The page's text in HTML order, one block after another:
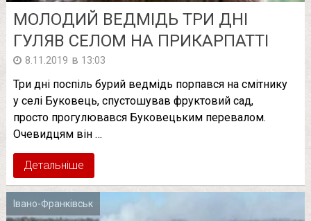
МОЛОДИЙ ВЕДМІДЬ ТРИ ДНІ
ГУЛЯВ СЕЛОМ НА ПРИКАРПАТТІ
8.11.2019 в 13:03
Три дні поспіль бурий ведмідь порпався на смітнику
у селі Буковець, спустошував фруктовий сад,
просто прогулювався Буковецьким перевалом.
Очевидцям він …
Детальніше
Івано-Франківськ